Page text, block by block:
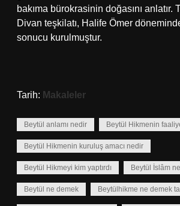
bakıma bürokrasinin doğasını anlatır.
Divan teşkilatı, Halife Ömer
sonucu kurulmuştur.
Tarih: Makaleler
Beytül anlamı nedir Beytül Hikmenin
Beytül Hikmenin kuruluş amacı nedir
Beytül Hikmeyi kim yaptırdı Beytül İslâm
Beytül ne demek Beytülhikme ne demek